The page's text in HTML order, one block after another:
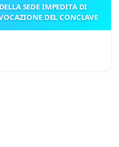
SEDE IMPEDITA DI
DEL CONCLAVE